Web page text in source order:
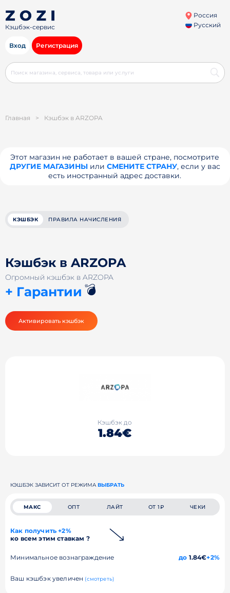
Кэшбэк-сервис
Россия
Русский
Вход Регистрация
Главная > Кэшбэк в ARZOPA
Этот магазин не работает в вашей стране, посмотрите
ДРУГИЕ МАГАЗИНЫили СМЕНИТЕ СТРАНУ, если у вас
есть иностранный адрес доставки.
КЭШБЭК ПРАВИЛА НАЧИСЛЕНИЯ
Кэшбэк в ARZOPA
Огромный кэшбэк в ARZOPA
+ Гарантии 💣
Активировать кэшбэк
Кэшбэк до
1.84€
КЭШБЭК ЗАВИСИТ ОТ РЕЖИМА ВЫБРАТЬ
МАКС ОПТ ЛАЙТ ОТ 1₽ ЧЕКИ
Как получить +2%
ко всем этим ставкам ?
Минимальное вознаграждение до 1.84€+2%
Ваш кэшбэк увеличен (смотреть)